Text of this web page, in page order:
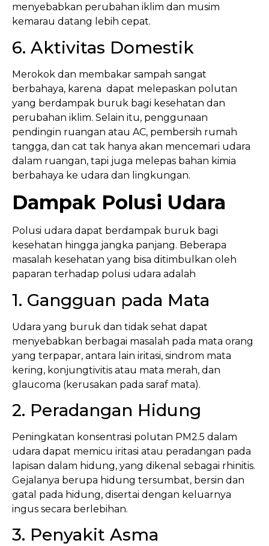
menyebabkan perubahan iklim dan musim
kemarau datang lebih cepat.
6. Aktivitas Domestik
Merokok dan membakar sampah sangat
berbahaya, karena dapat melepaskan polutan
yang berdampak buruk bagi kesehatan dan
perubahan iklim. Selain itu, penggunaan
pendingin ruangan atau AC, pembersih rumah
tangga, dan cat tak hanya akan mencemari udara
dalam ruangan, tapi juga melepas bahan kimia
berbahaya ke udara dan lingkungan.
Dampak Polusi Udara
Polusi udara dapat berdampak buruk bagi
kesehatan hingga jangka panjang. Beberapa
masalah kesehatan yang bisa ditimbulkan oleh
paparan terhadap polusi udara adalah
1. Gangguan pada Mata
Udara yang buruk dan tidak sehat dapat
menyebabkan berbagai masalah pada mata orang
yang terpapar, antara lain iritasi, sindrom mata
kering, konjungtivitis atau mata merah, dan
glaucoma (kerusakan pada saraf mata).
2. Peradangan Hidung
Peningkatan konsentrasi polutan PM2.5 dalam
udara dapat memicu iritasi atau peradangan pada
lapisan dalam hidung, yang dikenal sebagai rhinitis.
Gejalanya berupa hidung tersumbat, bersin dan
gatal pada hidung, disertai dengan keluarnya
ingus secara berlebihan.
3. Penyakit Asma